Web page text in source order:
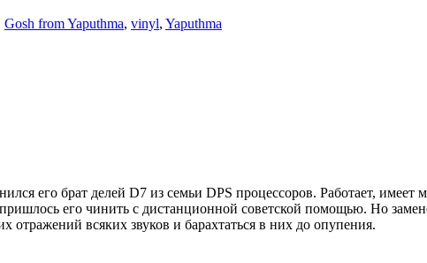
Gosh from Yaputhma, vinyl, Yaputhma
его брат делей D7 из семьи DPS процессоров. Работает, имеет
его чинить с дистанционной советской помощью. Но
отражений всяких звуков и барахтаться в них до опупения.